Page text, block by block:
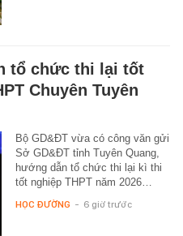
tổ chức thi lại tốt
Chuyên Tuyên
Bộ GD&ĐT vừa có công văn gửi
Sở GD&ĐT tỉnh Tuyên Quang,
hướng dẫn tổ chức thi lại kì thi
tốt nghiệp THPT năm 2026…
HỌC ĐƯỜNG - 6 giờ trước